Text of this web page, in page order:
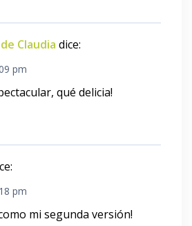
Claudia dice:
pm
qué delicia!
pm
mi segunda versión!